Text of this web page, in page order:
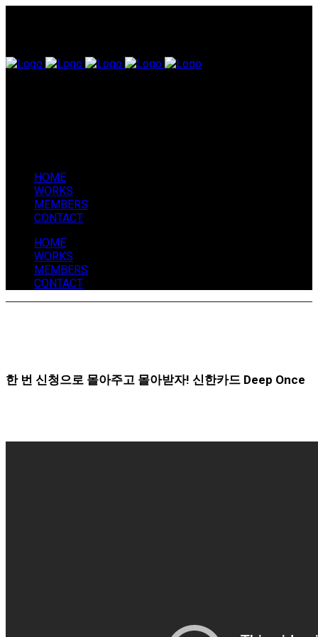
HOME
WORKS
MEMBERS
CONTACT
HOME
WORKS
MEMBERS
CONTACT
한 번 신청으로 몰아주고 몰아받자! 신한카드 Deep Once